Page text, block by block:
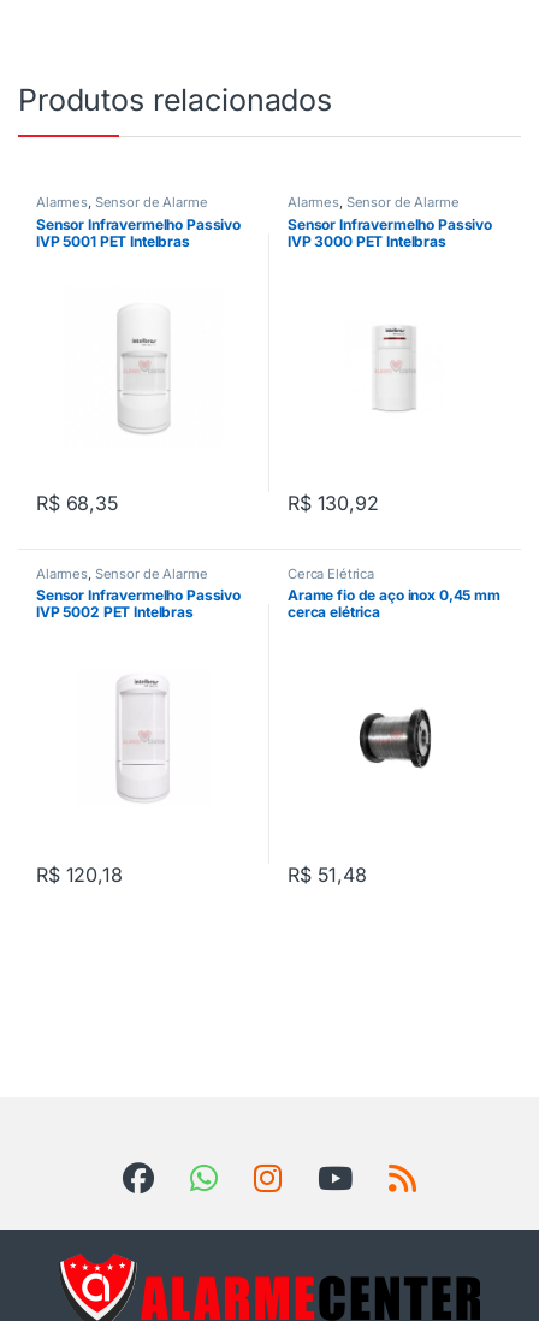
Produtos relacionados
Alarmes, Sensor de Alarme
Sensor Infravermelho Passivo
IVP 5001 PET Intelbras
R$68,35
Alarmes, Sensor de Alarme
Sensor Infravermelho Passivo
IVP 3000 PET Intelbras
R$130,92
Alarmes, Sensor de Alarme
Sensor Infravermelho Passivo
IVP 5002 PET Intelbras
R$120,18
Cerca Elétrica
Arame fio de aço inox 0,45 mm
cerca elétrica
R$51,48